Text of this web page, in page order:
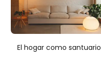
El hogar como santuario